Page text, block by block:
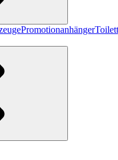
Promotionanhänger